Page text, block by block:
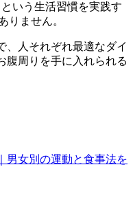
いう生活習慣を実践す
りません。
、人それぞれ最適なダイ
腹周りを手に入れられる
男女別の運動と食事法を